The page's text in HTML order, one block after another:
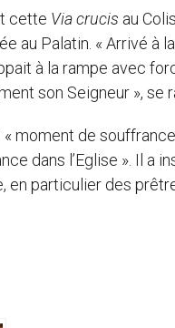
cette Via crucis au
au Palatin. « Arrivé à
à la rampe avec
son Seigneur », se
moment de
dans l’Eglise ». Il a
en particulier des